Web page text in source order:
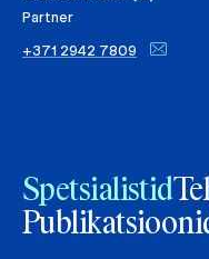
Partner
+371 2942 7809
Spetsialistid